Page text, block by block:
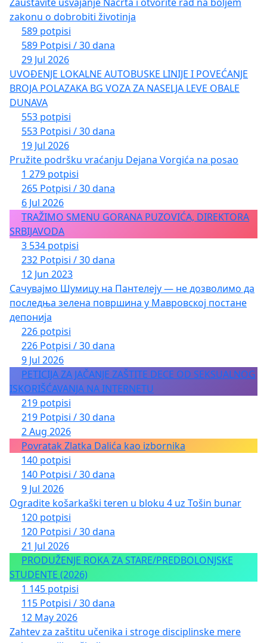
zakonu o dobrobiti životinja
589 potpisi
589 Potpisi / 30 dana
29 Jul 2026
UVOĐENJE LOKALNE AUTOBUSKE LINIJE I POVEĆANJE
BROJA POLAZAKA BG VOZA ZA NASELJA LEVE OBALE
DUNAVA
553 potpisi
553 Potpisi / 30 dana
19 Jul 2026
Pružite podršku vraćanju Dejana Vorgića na posao
1 279 potpisi
265 Potpisi / 30 dana
6 Jul 2026
TRAŽIMO SMENU GORANA PUZOVIĆA, DIREKTORA
SRBIJAVODA
3 534 potpisi
232 Potpisi / 30 dana
12 Jun 2023
Сачувајмо Шумицу на Пантелеју — не дозволимо да
последња зелена површина у Мавровској постане
депонија
226 potpisi
226 Potpisi / 30 dana
9 Jul 2026
PETICIJA ZA JAČANJE ZAŠTITE DECE OD SEKSUALNOG
ISKORIŠĆAVANJA NA INTERNETU
219 potpisi
219 Potpisi / 30 dana
2 Aug 2026
Povratak Zlatka Dalića kao izbornika
140 potpisi
140 Potpisi / 30 dana
9 Jul 2026
Ogradite košarkaški teren u bloku 4 uz Tošin bunar
120 potpisi
120 Potpisi / 30 dana
21 Jul 2026
PRODUŽENJE ROKA ZA STARE/PREDBOLONJSKE
STUDENTE (2026)
1 145 potpisi
115 Potpisi / 30 dana
12 May 2026
Zahtev za zaštitu učenika i stroge disciplinske mere